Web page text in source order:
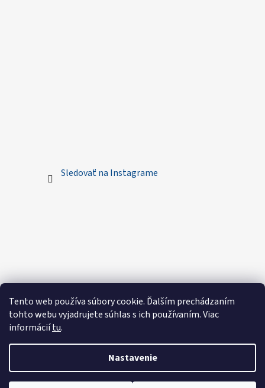
Tento web používa súbory cookie. Ďalším prechádzaním
tohto webu vyjadrujete súhlas s ich používaním. Viac
informáciítu.
Nastavenie
Sledovať na Instagrame